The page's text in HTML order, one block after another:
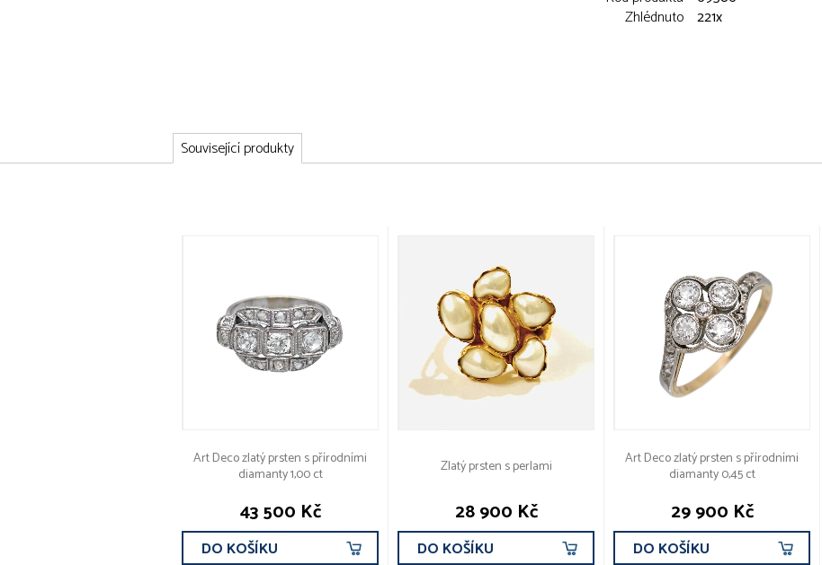
Zhlédnuto 221x
Související produkty
Art Deco zlatý prsten s přírodními
diamanty 1,00 ct
43 500 Kč
DO KOŠÍKU
Zlatý prsten s perlami
28 900 Kč
DO KOŠÍKU
Art Deco zlatý prsten s přírodními
diamanty 0,45 ct
29 900 Kč
DO KOŠÍKU